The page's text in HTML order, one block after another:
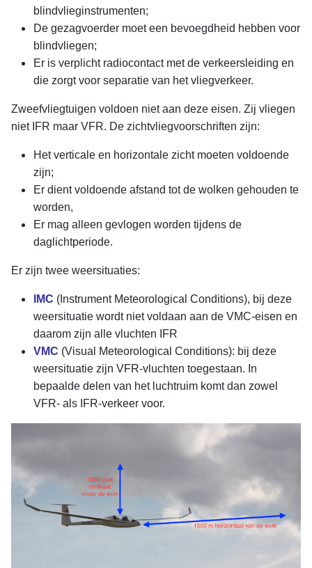
blindvlieginstrumenten;
De gezagvoerder moet een bevoegdheid hebben voor
blindvliegen;
Er is verplicht radiocontact met de verkeersleiding en
die zorgt voor separatie van het vliegverkeer.
Zweefvliegtuigen voldoen niet aan deze eisen. Zij vliegen
niet IFR maar VFR. De zichtvliegvoorschriften zijn:
Het verticale en horizontale zicht moeten voldoende
zijn;
Er dient voldoende afstand tot de wolken gehouden te
worden,
Er mag alleen gevlogen worden tijdens de
daglichtperiode.
Er zijn twee weersituaties:
IMC ( Instrument Meteorological Conditions), bij deze
weersituatie wordt niet voldaan aan de VMC-eisen en
daarom zijn alle vluchten IFR
VMC (Visual Meteorological Conditions): bij deze
weersituatie zijn VFR-vluchten toegestaan. In
bepaalde delen van het luchtruim komt dan zowel
VFR- als IFR-verkeer voor.